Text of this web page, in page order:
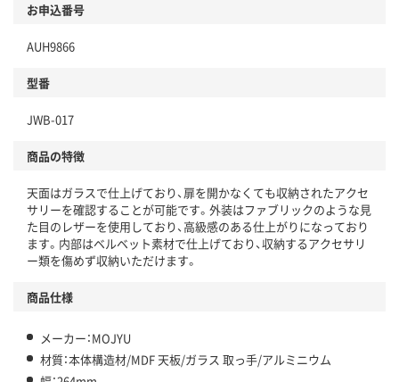
お申込番号
AUH9866
型番
JWB-017
商品の特徴
天面はガラスで仕上げており、扉を開かなくても収納されたアクセ
サリーを確認することが可能です。外装はファブリックのような見
た目のレザーを使用しており、高級感のある仕上がりになっており
ます。内部はベルベット素材で仕上げており、収納するアクセサリ
ー類を傷めず収納いただけます。
商品仕様
メーカー：MOJYU
材質：本体構造材/MDF 天板/ガラス 取っ手/アルミニウム